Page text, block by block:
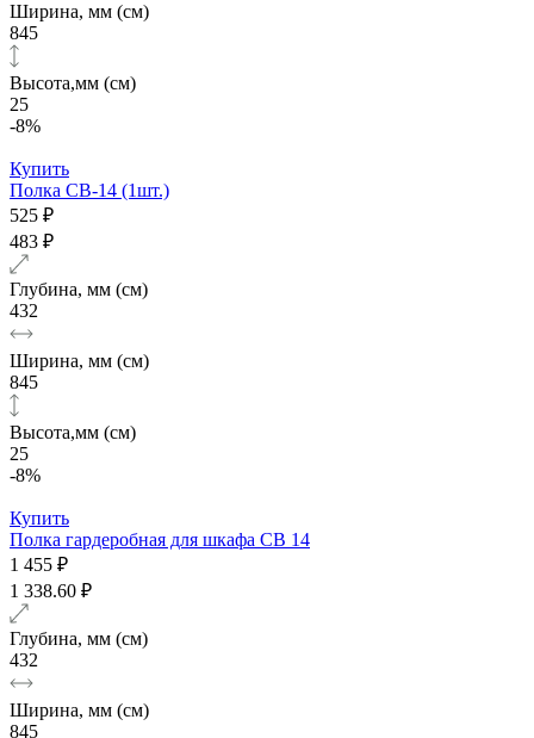
Ширина, мм (см)
845
Высота,мм (см)
25
-8%
Купить
Полка CB-14 (1шт.)
525 ₽
483 ₽
Глубина, мм (см)
432
Ширина, мм (см)
845
Высота,мм (см)
25
-8%
Купить
Полка гардеробная для шкафа СВ 14
1 455 ₽
1 338.60 ₽
Глубина, мм (см)
432
Ширина, мм (см)
845